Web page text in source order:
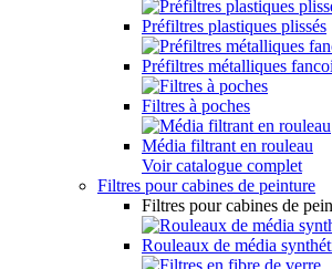
Préfiltres plastiques plissés
Préfiltres métalliques
Filtres à poches
Média filtrant en rouleau
Voir catalogue complet
Filtres pour cabines de peinture
Filtres pour cabines de
Rouleaux de média